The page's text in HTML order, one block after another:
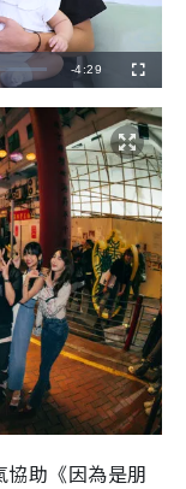
R
e
m
a
i
n
i
n
g
T
i
m
-4:29
u
l
s
c
r
e
e
n
助《因為是朋